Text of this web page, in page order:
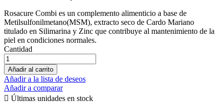
Rosacure Combi es un complemento alimenticio a base de
Metilsulfonilmetano(MSM), extracto seco de Cardo Mariano
titulado en Silimarina y Zinc que contribuye al mantenimiento de la
piel en condiciones normales.
Cantidad
Añadir al carrito
Añadir a la lista de deseos
Añadir a comparar
 Últimas unidades en stock